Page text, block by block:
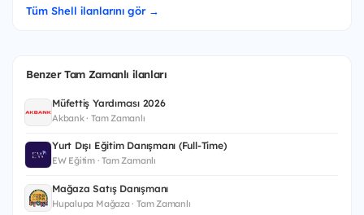
Tüm Shell ilanlarını gör →
Benzer Tam Zamanlı ilanları
Müfettiş Yardımcısı 2026
Akbank · Tam Zamanlı
Yurt Dışı Eğitim Danışmanı (Full-Time)
EW Eğitim · Tam Zamanlı
Mağaza Satış Danışmanı
Hupalupa Mağaza · Tam Zamanlı